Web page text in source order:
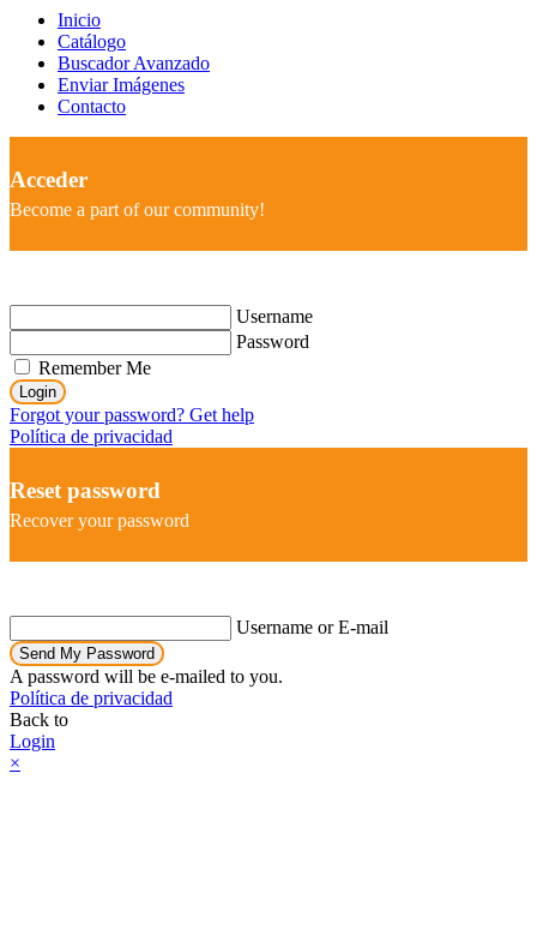
Inicio
Catálogo
Buscador Avanzado
Enviar Imágenes
Contacto
Acceder
Become a part of our community!
Username
Password
Remember Me
Login
Forgot your password? Get help
Política de privacidad
Reset password
Recover your password
Username or E-mail
Send My Password
A password will be e-mailed to you.
Política de privacidad
Back to
Login
×